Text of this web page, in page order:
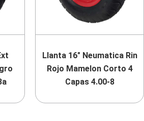
Llanta 16″ Neumatica Rin
Rojo Mamelon Corto 4
Capas 4.00-8